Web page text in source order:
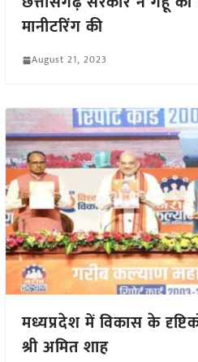
मानीटरिंग की
August 21, 2023
मध्यप्रदेश में विकास के
श्री अमित शाह